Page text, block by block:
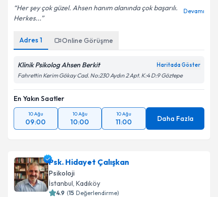
Her şey çok güzel. Ahsen hanım alanında çok başarılı.
Herkes...
Devamı
Adres 1 Online Görüşme
Klinik Psikolog Ahsen Berkit Haritada Göster
Fahrettin Kerim Gökay Cad. No:230 Aydın 2 Apt. K:4 D:9 Göztepe
En Yakın Saatler
10 Ağu
09:00
10 Ağu
10:00
10 Ağu
11:00 Daha Fazla
Psk. Hidayet Çalışkan
Psikoloji
İstanbul, Kadıköy
4.9 (15 Değerlendirme)